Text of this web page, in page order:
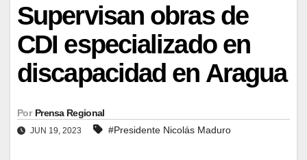
Supervisan obras de
CDI especializado en
discapacidad en Aragua
Por Prensa Regional
JUN 19, 2023 #Presidente Nicolás Maduro